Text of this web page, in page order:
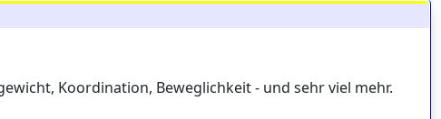
Koordination, Beweglichkeit - und sehr viel mehr.